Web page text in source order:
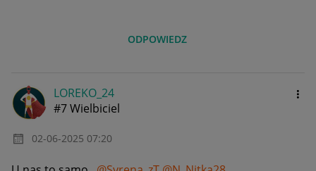
ODPOWIEDZ
LOREKO_24
#7 Wielbiciel
‎02-06-2025 07:20